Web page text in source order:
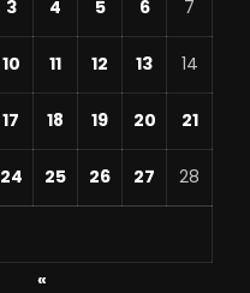
3 4 5 6 7
10 11 12 13 14
17 18 19 20 21
24 25 26 27 28
«